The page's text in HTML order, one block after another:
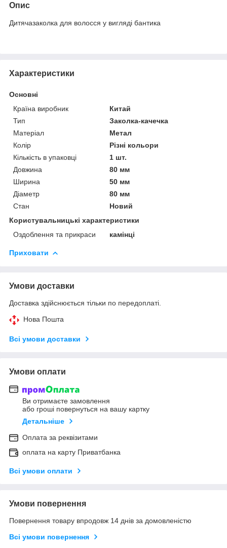
Опис
Дитячазаколка для волосся у вигляді бантика
Характеристики
Основні
Країна виробник
Китай
Тип
Заколка-качечка
Матеріал
Метал
Колір
Різні кольори
Кількість в упаковці
1 шт.
Довжина
80 мм
Ширина
50 мм
Діаметр
80 мм
Стан
Новий
Користувальницькі характеристики
Оздоблення та прикраси
камінці
Приховати
Умови доставки
Доставка здійснюється тільки по передоплаті.
Нова Пошта
Всі умови доставки
Умови оплати
Ви отримаєте замовлення
або гроші повернуться на вашу картку
Детальніше
Оплата за реквізитами
оплата на карту Приватбанка
Всі умови оплати
Умови повернення
Повернення товару впродовж 14 днів за домовленістю
Всі умови повернення